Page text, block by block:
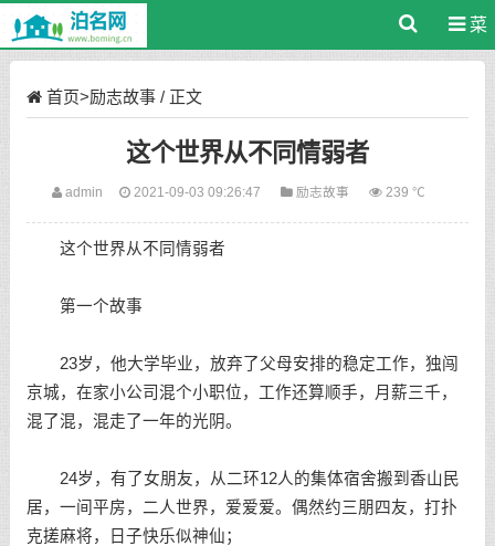
菜
首页>励志故事/ 正文
这个世界从不同情弱者
admin 2021-09-03 09:26:47 励志故事 239 ℃
这个世界从不同情弱者
第一个故事
23岁，他大学毕业，放弃了父母安排的稳定工作，独闯
京城，在家小公司混个小职位，工作还算顺手，月薪三千，
混了混，混走了一年的光阴。
24岁，有了女朋友，从二环12人的集体宿舍搬到香山民
居，一间平房，二人世界，爱爱爱。偶然约三朋四友，打扑
克搓麻将，日子快乐似神仙；